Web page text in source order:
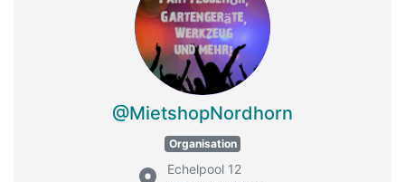
@MietshopNordhorn
Organisation
Echelpool 12